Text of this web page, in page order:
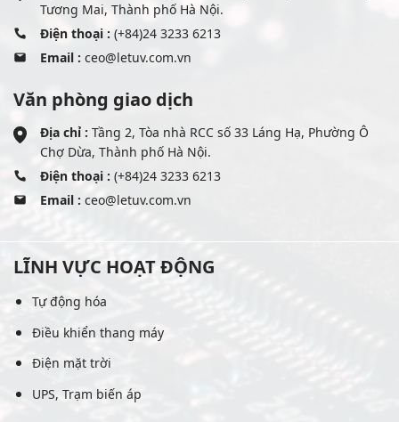
Tương Mai, Thành phố Hà Nội.
Điện thoại : (+84)24 3233 6213
Email : ceo@letuv.com.vn
Văn phòng giao dịch
Địa chỉ : Tầng 2, Tòa nhà RCC số 33 Láng Hạ, Phường Ô
Chợ Dừa, Thành phố Hà Nội.
Điện thoại : (+84)24 3233 6213
Email : ceo@letuv.com.vn
LĨNH VỰC HOẠT ĐỘNG
Tự động hóa
Điều khiển thang máy
Điện mặt trời
UPS, Trạm biến áp